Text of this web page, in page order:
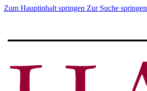
Zum Hauptinhalt springen Zur Suche springen